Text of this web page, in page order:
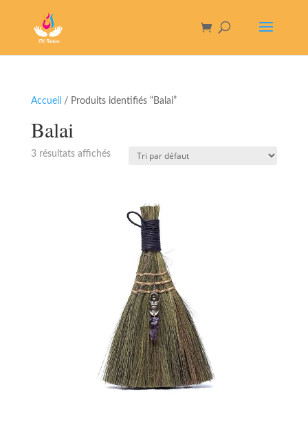
Accueil / Produits identifiés “Balai”
Balai
3 résultats affichés